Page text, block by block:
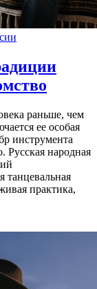
раньше, чем
ее особая
инструмента
Русская народная
танцевальная
практика,